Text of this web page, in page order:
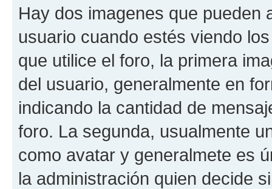
Hay dos imagenes que pueden
usuario cuando estés viendo
que utilice el foro, la primera
del usuario, generalmente en
indicando la cantidad de
foro. La segunda, usualmente
como avatar y generalmete es
la administración quien decide